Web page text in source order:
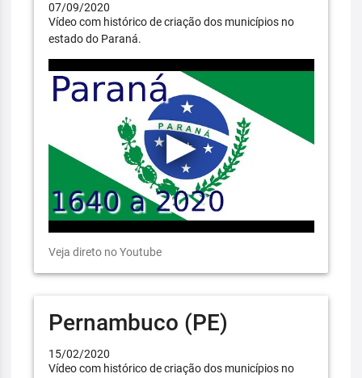
07/09/2020
Vídeo com histórico de criação dos municípios no
estado do Paraná.
Veja direto no Youtube
Pernambuco (PE)
15/02/2020
Vídeo com histórico de criação dos municípios no